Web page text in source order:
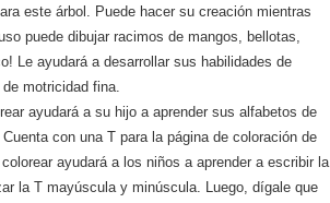
este árbol. Puede hacer su creación mientras
puede dibujar racimos de mangos, bellotas,
Le ayudará a desarrollar sus habilidades de
motricidad fina.
ayudará a su hijo a aprender sus alfabetos de
con una T para la página de coloración de
ayudará a los niños a aprender a escribir la
la T mayúscula y minúscula. Luego, dígale que